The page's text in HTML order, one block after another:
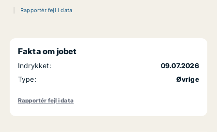
Rapportér fejl i data
Fakta om jobet
Indrykket:
09.07.2026
Type:
Øvrige
Rapportér fejl i data